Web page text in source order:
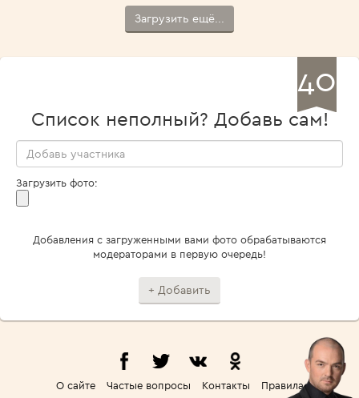
Загрузить ещё...
40
Список неполный? Добавь сам!
Загрузить фото:
Добавления с загруженными вами фото обрабатываются
модераторами в первую очередь!
О сайте Частые вопросы Контакты Правила